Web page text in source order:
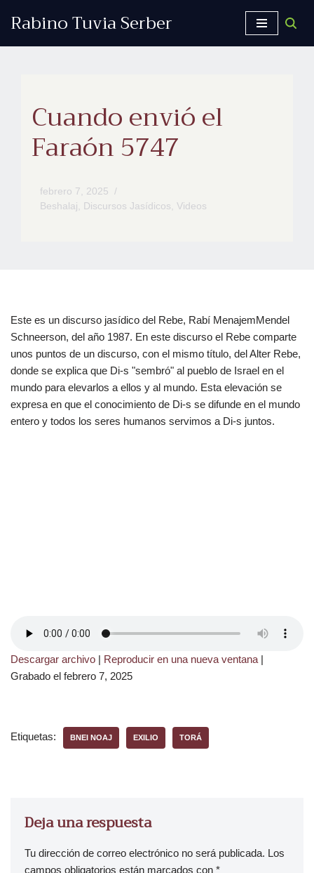
Rabino Tuvia Serber
Cuando envió el
Faraón 5747
febrero 7, 2025
Beshalaj, Discursos Jasídicos, Videos
Este es un discurso jasídico del Rebe, Rabí MenajemMendel
Schneerson, del año 1987. En este discurso el Rebe comparte
unos puntos de un discurso, con el mismo título, del Alter Rebe,
donde se explica que Di-s "sembró" al pueblo de Israel en el
mundo para elevarlos a ellos y al mundo. Esta elevación se
expresa en que el conocimiento de Di-s se difunde en el mundo
entero y todos los seres humanos servimos a Di-s juntos.
Descargar archivo | Reproducir en una nueva ventana |
Grabado el febrero 7, 2025
Etiquetas: BNEI NOAJ EXILIO TORÁ
Deja una respuesta
Tu dirección de correo electrónico no será publicada. Los
campos obligatorios están marcados con *